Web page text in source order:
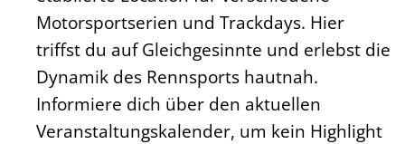
Motorsportserien und Trackdays. Hier
triffst du auf Gleichgesinnte und erlebst die
Dynamik des Rennsports hautnah.
Informiere dich über den aktuellen
Veranstaltungskalender, um kein Highlight